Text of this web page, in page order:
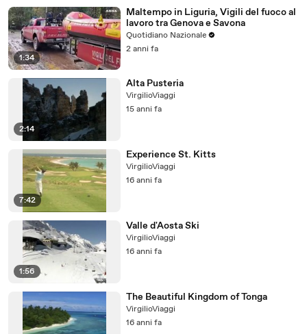
1:34
Maltempo in Liguria, Vigili del fuoco al
lavoro tra Genova e Savona
Quotidiano Nazionale
2 anni fa
2:14
Alta Pusteria
VirgilioViaggi
15 anni fa
7:42
Experience St. Kitts
VirgilioViaggi
16 anni fa
1:56
Valle d'Aosta Ski
VirgilioViaggi
16 anni fa
The Beautiful Kingdom of Tonga
VirgilioViaggi
16 anni fa